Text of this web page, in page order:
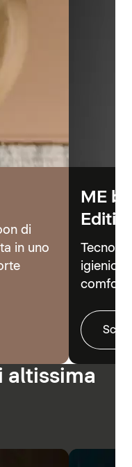
di
in uno
ME
igienici
comfort.
altissima